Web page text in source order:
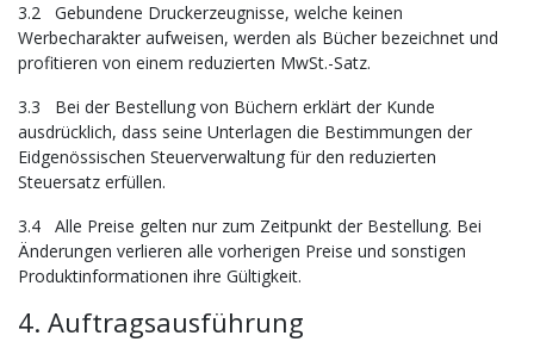
3.2 Gebundene Druckerzeugnisse, welche keinen
Werbecharakter aufweisen, werden als Bücher bezeichnet und
profitieren von einem reduzierten MwSt.-Satz.
3.3 Bei der Bestellung von Büchern erklärt der Kunde
ausdrücklich, dass seine Unterlagen die Bestimmungen der
Eidgenössischen Steuerverwaltung für den reduzierten
Steuersatz erfüllen.
3.4 Alle Preise gelten nur zum Zeitpunkt der Bestellung. Bei
Änderungen verlieren alle vorherigen Preise und sonstigen
Produktinformationen ihre Gültigkeit.
4. Auftragsausführung